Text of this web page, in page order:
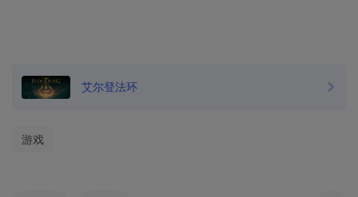
艾尔登法环
游戏